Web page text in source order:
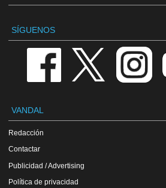
SÍGUENOS
VANDAL
Redacción
Contactar
Publicidad / Advertising
Política de privacidad